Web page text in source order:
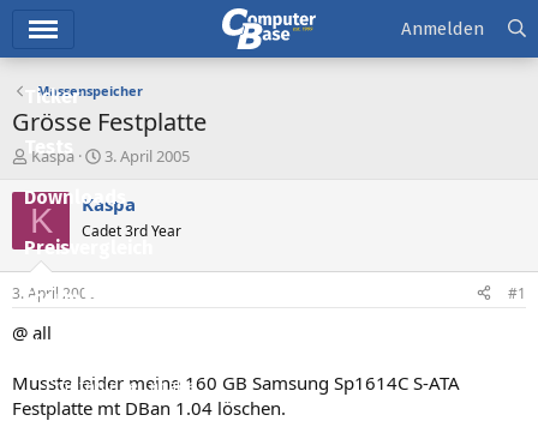
Ticker
Tests
Downloads
Preisvergleich
Forum
Aktuelles
Empfohlene Inhalte
Anmelden
Massenspeicher
Grösse Festplatte
E
s
e
l
e
r
Kaspa
E
s
t
e
t
3. April 2005
K Kaspa
Cadet 3rd Year
3. April 2005 #1
@ all
Musste leider meine 160 GB Samsung Sp1614C S-ATA
Festplatte mt DBan 1.04 löschen.